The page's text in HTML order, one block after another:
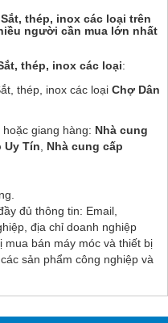
thép, inox các loại trên
người cần mua lớn nhất
thép, inox các loại:
thép, inox các loại Chợ Dân
giang hàng: Nhà cung
Uy Tín, Nhà cung cấp
đủ thông tin: Email,
địa chỉ doanh nghiệp
mua bán máy móc và thiết bị
sản phẩm công nghiệp và